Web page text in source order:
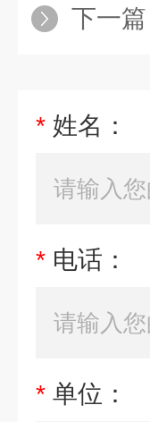
下一篇
* 姓名：
* 电话：
* 单位：